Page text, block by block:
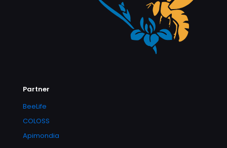
Partner
BeeLife
COLOSS
Apimondia